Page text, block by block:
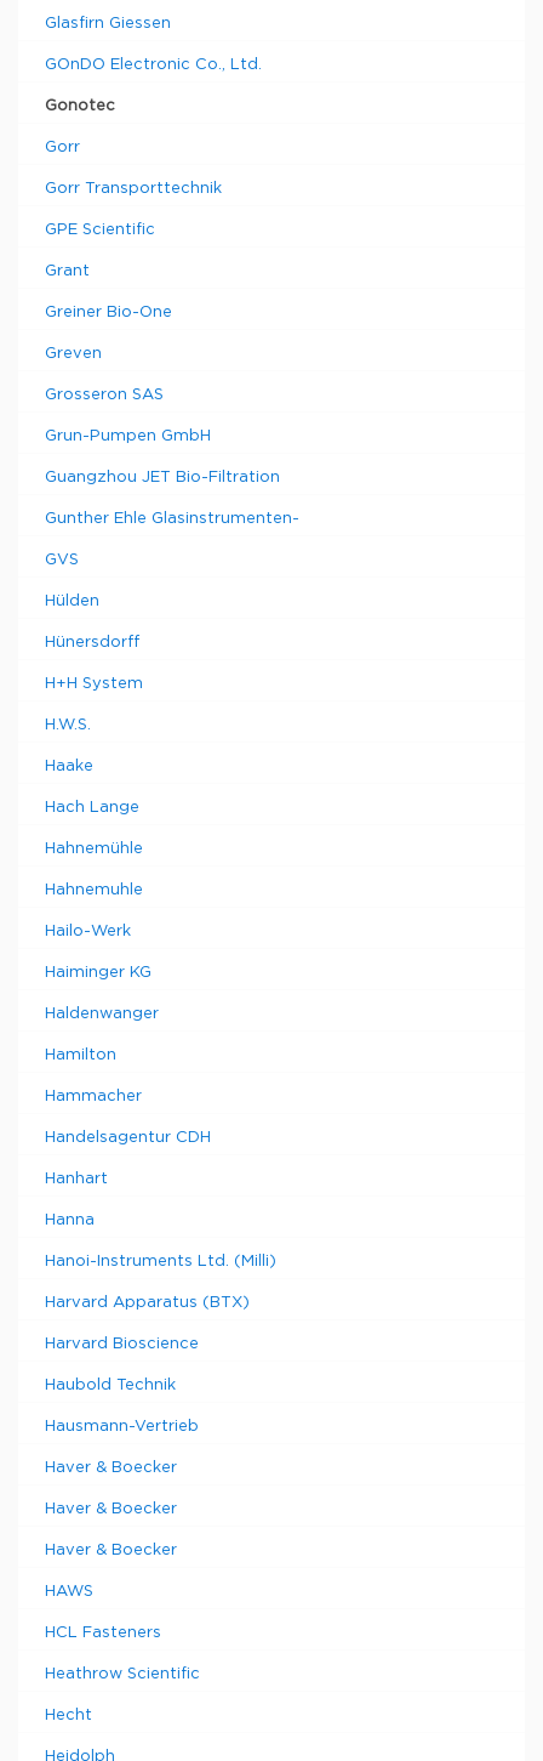
Glasfirn Giessen
GOnDO Electronic Co., Ltd.
Gonotec
Gorr
Gorr Transporttechnik
GPE Scientific
Grant
Greiner Bio-One
Greven
Grosseron SAS
Grun-Pumpen GmbH
Guangzhou JET Bio-Filtration
Gunther Ehle Glasinstrumenten-
GVS
Hülden
Hünersdorff
H+H System
H.W.S.
Haake
Hach Lange
Hahnemühle
Hahnemuhle
Hailo-Werk
Haiminger KG
Haldenwanger
Hamilton
Hammacher
Handelsagentur CDH
Hanhart
Hanna
Hanoi-Instruments Ltd. (Milli)
Harvard Apparatus (BTX)
Harvard Bioscience
Haubold Technik
Hausmann-Vertrieb
Haver & Boecker
Haver & Boecker
Haver & Boecker
HAWS
HCL Fasteners
Heathrow Scientific
Hecht
Heidolph